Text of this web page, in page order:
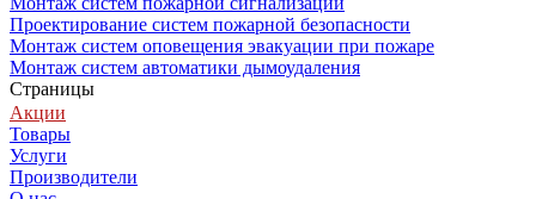
Проектирование систем пожарной безопасности
Монтаж систем оповещения эвакуации при пожаре
Монтаж систем автоматики дымоудаления
Страницы
Акции
Товары
Услуги
Производители